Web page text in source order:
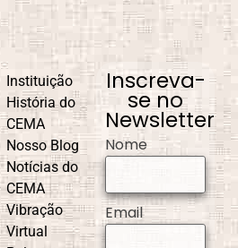
Carnaval
Celebrações e
Comemorações
Instituição
História do
CEMA
Nosso Blog
Notícias do
CEMA
Vibração
Virtual
Inscreva-
se no
Newsletter
Nome
Email